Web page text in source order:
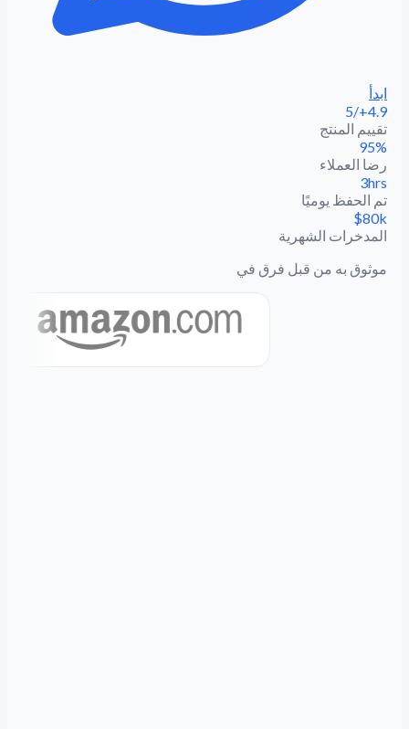
ابدأ
4.9+/5
تقييم المنتج
95%
رضا العملاء
3hrs
تم الحفظ يوميًا
$80k
المدخرات الشهرية
موثوق به من قبل فرق في